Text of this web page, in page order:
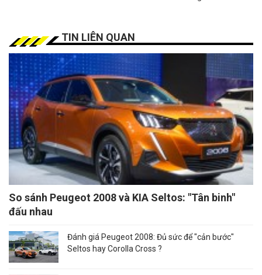
TIN LIÊN QUAN
So sánh Peugeot 2008 và KIA Seltos: "Tân binh"
đấu nhau
Đánh giá Peugeot 2008: Đủ sức để "cản bước"
Seltos hay Corolla Cross ?